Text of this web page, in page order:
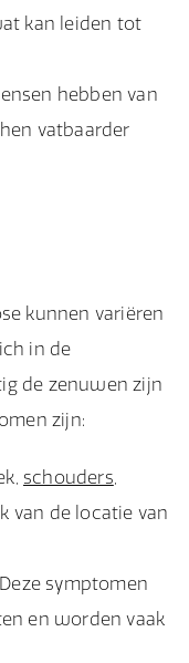
kan leiden tot
hebben van
vatbaarder
kunnen variëren
in de
de zenuwen zijn
zijn:
schouders,
van de locatie van
symptomen
en worden vaak